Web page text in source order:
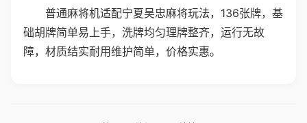
普通麻将机适配宁夏吴忠麻将玩法，136张牌，基
础胡牌简单易上手，洗牌均匀理牌整齐，运行无故
障，材质结实耐用维护简单，价格实惠。